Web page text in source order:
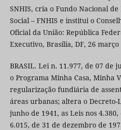
SNHIS, cria o Fundo Nacional
Social – FNHIS e institui o
Oficial da União: República
Executivo, Brasília, DF, 26 março
BRASIL. Lei n. 11.977, de 07 de
o Programa Minha Casa, Minha
regularização fundiária de
áreas urbanas; altera o Decreto-
junho de 1941, as Leis nos
6.015, de 31 de dezembro de